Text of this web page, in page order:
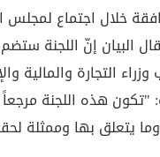
خلال اجتماع لمجلس
البيان إنّ اللجنة
التجارة والمالية
"تكون هذه اللجنة
وما يتعلق بها وممثلة